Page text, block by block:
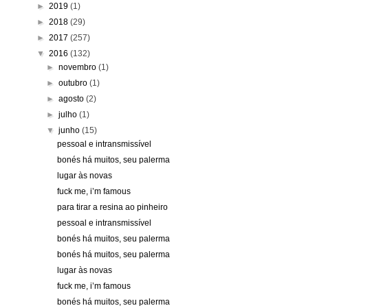
► 2019 (1)
► 2018 (29)
► 2017 (257)
▼ 2016 (132)
►novembro(1)
►outubro(1)
►agosto(2)
►julho(1)
▼junho(15)
pessoal e intransmissível
bonés há muitos, seu palerma
lugar às novas
fuck me, i’m famous
para tirar a resina ao pinheiro
pessoal e intransmissível
bonés há muitos, seu palerma
bonés há muitos, seu palerma
lugar às novas
fuck me, i’m famous
bonés há muitos, seu palerma